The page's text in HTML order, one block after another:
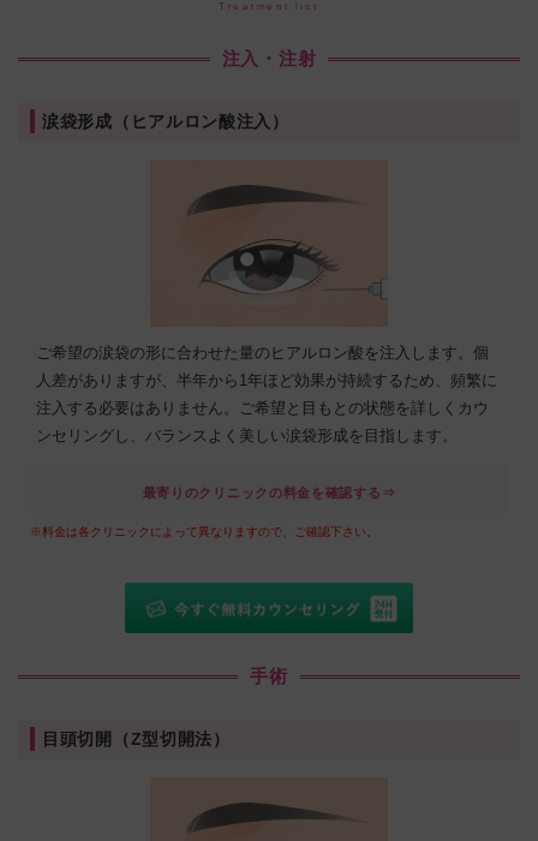
Treatment list
注入・注射
涙袋形成（ヒアルロン酸注入）
※料金は各クリニックによって異なりますので、ご確認下さい。
ご希望の涙袋の形に合わせた量のヒアルロン酸を注入します。個
人差がありますが、半年から1年ほど効果が持続するため、頻繁に
注入する必要はありません。ご希望と目もとの状態を詳しくカウ
ンセリングし、バランスよく美しい涙袋形成を目指します。
最寄りのクリニックの料金を確認する⇒
手術
目頭切開（Z型切開法）